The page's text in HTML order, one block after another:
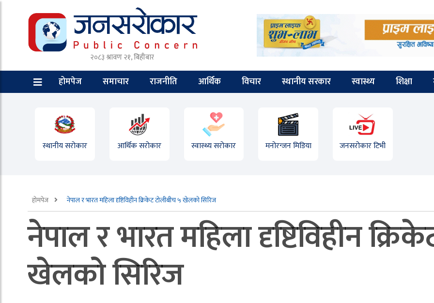
२०८३ श्रावण २१, बिहीबार
होमपेज समाचार राजनीति आर्थिक विचार स्थानीय सरकार स्वास्थ्य शिक्षा
स्थानीय सरोकार आर्थिक सरोकार स्वास्थ्य सरोकार मनोरन्जन मिडिया जनसरोकार टिभी
होमपेज नेपाल र भारत महिला दृष्टिविहीन क्रिकेट टोलीबीच ५ खेलको सिरिज
नेपाल र भारत महिला दृष्टिविहीन
खेलको सिरिज